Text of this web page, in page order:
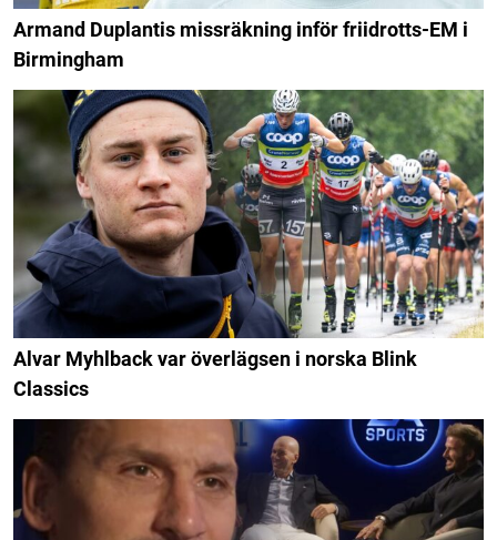
Armand Duplantis missräkning inför friidrotts-EM i
Birmingham
Alvar Myhlback var överlägsen i norska Blink
Classics